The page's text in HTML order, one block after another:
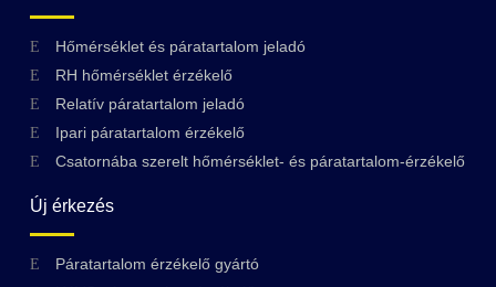
Hőmérséklet és páratartalom jeladó
RH hőmérséklet érzékelő
Relatív páratartalom jeladó
Ipari páratartalom érzékelő
Csatornába szerelt hőmérséklet- és páratartalom-érzékelő
Új érkezés
Páratartalom érzékelő gyártó